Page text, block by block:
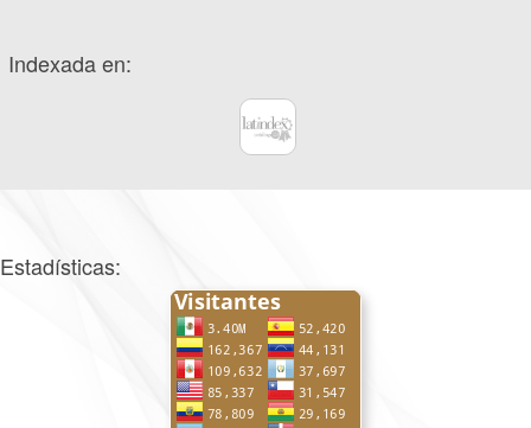
Indexada en:
Estadísticas: